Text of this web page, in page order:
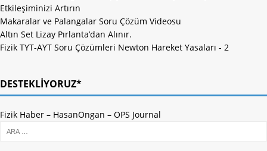
Etkileşiminizi Artırın
Makaralar ve Palangalar Soru Çözüm Videosu
Altın Set Lizay Pırlanta’dan Alınır.
Fizik TYT-AYT Soru Çözümleri Newton Hareket Yasaları - 2
DESTEKLIYORUZ*
Fizik Haber – HasanOngan – OPS Journal